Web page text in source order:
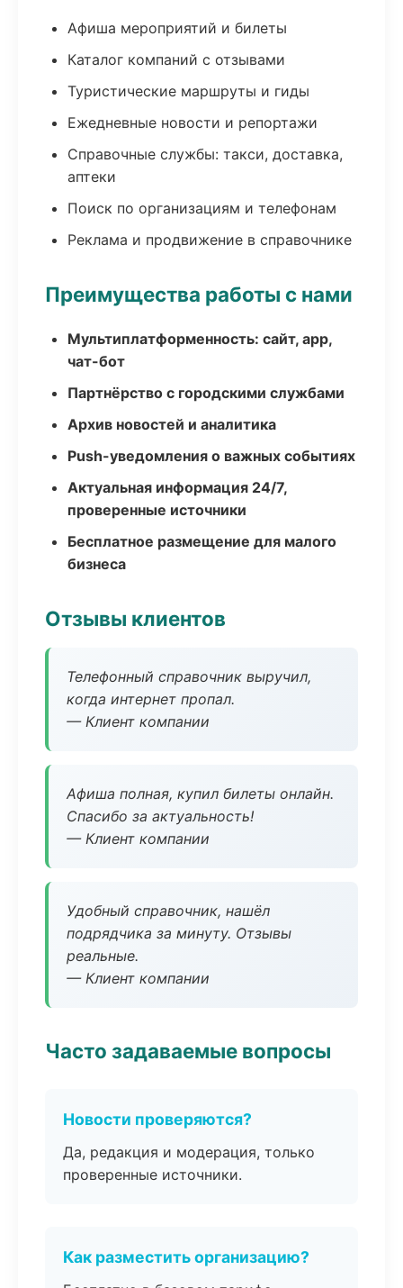
Афиша мероприятий и билеты
Каталог компаний с отзывами
Туристические маршруты и гиды
Ежедневные новости и репортажи
Справочные службы: такси, доставка,
аптеки
Поиск по организациям и телефонам
Реклама и продвижение в справочнике
Преимущества работы с нами
Мультиплатформенность: сайт, app,
чат-бот
Партнёрство с городскими службами
Архив новостей и аналитика
Push-уведомления о важных событиях
Актуальная информация 24/7,
проверенные источники
Бесплатное размещение для малого
бизнеса
Отзывы клиентов
Телефонный справочник выручил,
когда интернет пропал.
— Клиент компании
Афиша полная, купил билеты онлайн.
Спасибо за актуальность!
— Клиент компании
Удобный справочник, нашёл
подрядчика за минуту. Отзывы
реальные.
— Клиент компании
Часто задаваемые вопросы
Новости проверяются?
Да, редакция и модерация, только
проверенные источники.
Как разместить организацию?